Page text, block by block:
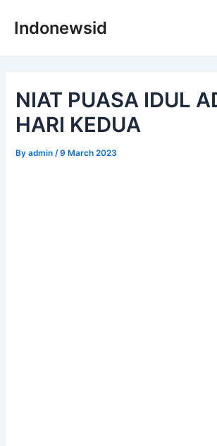
Indonewsid
NIAT PUASA IDUL
HARI KEDUA
Byadmin /9 March 2023